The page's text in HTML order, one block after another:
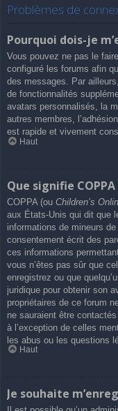
Problèmes de
Pourquoi dois-je
Vous pouvez ne pas le
configuré les forums afin
des messages. Par
de fonctionnalités
avatars personnalisés, la
autres membres,
est rapide et vivement
Haut
Que signifie COPPA
COPPA (ou Children’s
aux États-Unis qui dit que
informations de mineurs
consentement écrit des
ces informations
vous n’êtes pas sûr que
enregistrez ou que
juridique pour obtenir son
propriétaires de ce forum
ne sauraient être
à l’exception de celles
les abus ou les questions
Haut
Je souhaite